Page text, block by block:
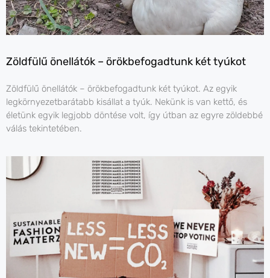
Zöldfülű önellátók – örökbefogadtunk két tyúkot
Zöldfülű önellátók – örökbefogadtunk két tyúkot. Az egyik
legkörnyezetbarátabb kisállat a tyúk. Nekünk is van kettő, és
életünk egyik legjobb döntése volt, így útban az egyre zöldebbé
válás tekintetében.